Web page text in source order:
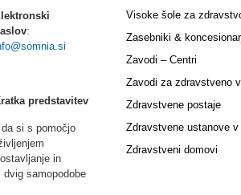
:
predstavitev
si s pomočjo
in
samopodobe
Visoke šole za
Zasebniki &
Zavodi – Centri
Zavodi za zdravstveno
Zdravstvene postaje
Zdravstvene ustanove v
Zdravstveni domovi